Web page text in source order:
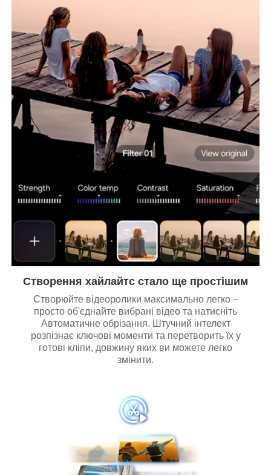
Створення хайлайтс стало ще простішим
Створюйте відеоролики максимально легко –
просто об'єднайте вибрані відео та натисніть
Автоматичне обрізання. Штучний інтелект
розпізнає ключові моменти та перетворить їх у
готові кліпи, довжину яких ви можете легко
змінити.